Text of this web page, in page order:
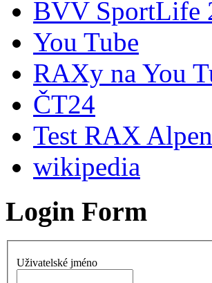
BVV SportLife
You Tube
RAXy na You
ČT24
Test RAX Alpen
wikipedia
Login Form
Uživatelské jméno